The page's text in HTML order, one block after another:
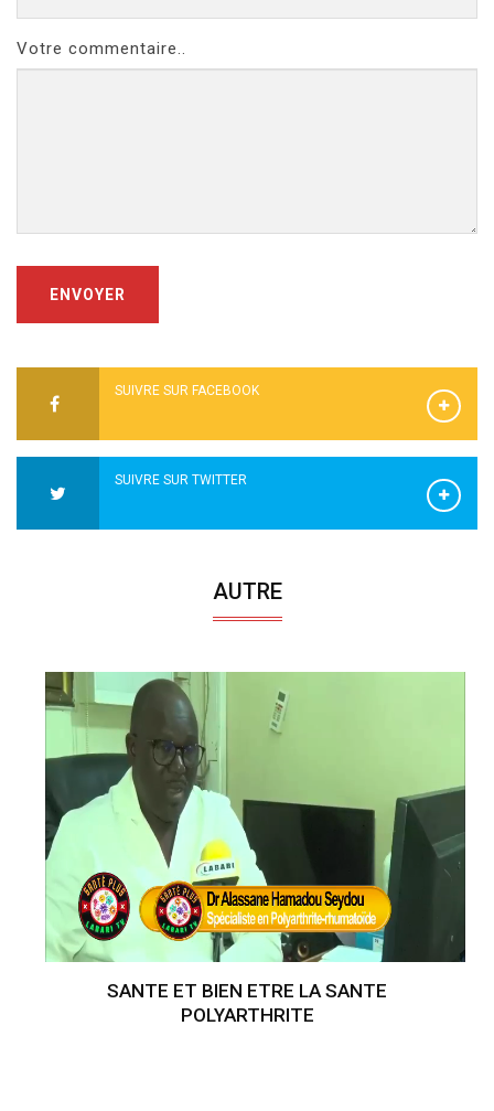
Votre commentaire..
ENVOYER
SUIVRE SUR FACEBOOK
SUIVRE SUR TWITTER
AUTRE
SANTE ET BIEN ETRE LA SANTE
POLYARTHRITE